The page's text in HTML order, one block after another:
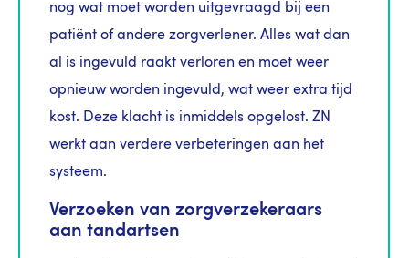
nog wat moet worden uitgevraagd bij een
patiënt of andere zorgverlener. Alles wat dan
al is ingevuld raakt verloren en moet weer
opnieuw worden ingevuld, wat weer extra tijd
kost. Deze klacht is inmiddels opgelost. ZN
werkt aan verdere verbeteringen aan het
systeem.
Verzoeken van zorgverzekeraars
aan tandartsen